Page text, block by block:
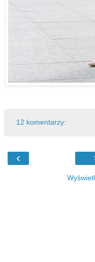
12 komentarzy:
‹